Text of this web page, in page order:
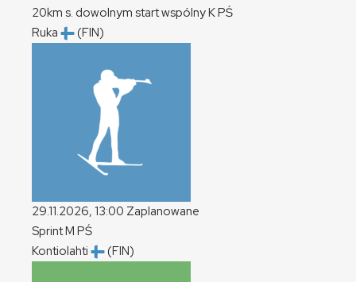
20km s. dowolnym start wspólnyKPŚ
Ruka
(FIN)
29.11.2026, 13:00 Zaplanowane
SprintM PŚ
Kontiolahti
(FIN)